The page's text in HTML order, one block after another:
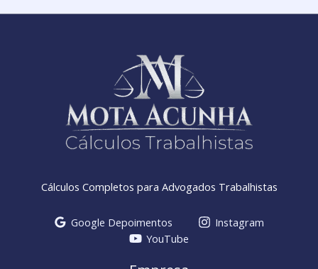
Cálculos Completos para Advogados Trabalhistas
Google Depoimentos
Instagram
YouTube